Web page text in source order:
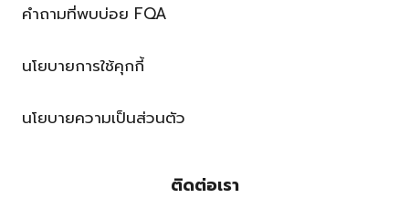
คำถามที่พบบ่อย FQA
นโยบายการใช้คุกกี้
นโยบายความเป็นส่วนตัว
ติดต่อเรา